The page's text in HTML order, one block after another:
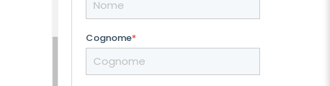
Cognome*